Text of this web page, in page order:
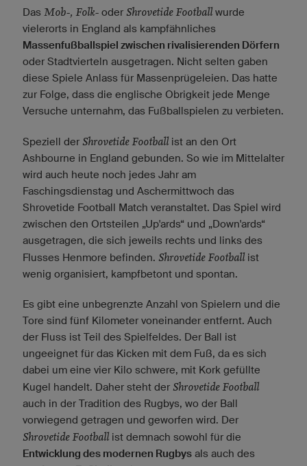
Das Mob-, Folk- oder Shrovetide Football wurde
vielerorts in England als kampfähnliches
Massenfußballspiel zwischen rivalisierenden Dörfern
oder Stadtvierteln ausgetragen. Nicht selten gaben
diese Spiele Anlass für Massenprügeleien. Das hatte
zur Folge, dass die englische Obrigkeit jede Menge
Versuche unternahm, das Fußballspielen zu verbieten.
Speziell der Shrovetide Football ist an den Ort
Ashbourne in England gebunden. So wie im Mittelalter
wird auch heute noch jedes Jahr am
Faschingsdienstag und Aschermittwoch das
Shrovetide Football Match veranstaltet. Das Spiel wird
zwischen den Ortsteilen „Up'ards“ und „Down'ards“
ausgetragen, die sich jeweils rechts und links des
Flusses Henmore befinden. Shrovetide Football ist
wenig organisiert, kampfbetont und spontan.
Es gibt eine unbegrenzte Anzahl von Spielern und die
Tore sind fünf Kilometer voneinander entfernt. Auch
der Fluss ist Teil des Spielfeldes. Der Ball ist
ungeeignet für das Kicken mit dem Fuß, da es sich
dabei um eine vier Kilo schwere, mit Kork gefüllte
Kugel handelt. Daher steht der Shrovetide Football
auch in der Tradition des Rugbys, wo der Ball
vorwiegend getragen und geworfen wird. Der
Shrovetide Football ist demnach sowohl für die
Entwicklung des modernen Rugbys als auch des